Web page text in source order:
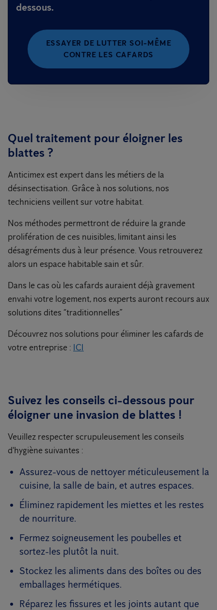
dessous.
ESSAYER DE LUTTER SOI-MÊME
CONTRE LES CAFARDS
Quel traitement pour éloigner les
blattes ?
Anticimex est expert dans les métiers de la
désinsectisation. Grâce à nos solutions, nos
techniciens veillent sur votre habitat.
Nos méthodes permettront de réduire la grande
prolifération de ces nuisibles, limitant ainsi les
désagréments dus à leur présence. Vous retrouverez
alors un espace habitable sain et sûr.
Dans le cas où les cafards auraient déjà gravement
envahi votre logement, nos experts auront recours aux
solutions dites “traditionnelles”
Découvrez nos solutions pour éliminer les cafards de
votre entreprise : ICI
Suivez les conseils ci-dessous pour
éloigner une invasion de blattes !
Veuillez respecter scrupuleusement les conseils
d'hygiène suivantes :
Assurez-vous de nettoyer méticuleusement la
cuisine, la salle de bain, et autres espaces.
Éliminez rapidement les miettes et les restes
de nourriture.
Fermez soigneusement les poubelles et
sortez-les plutôt la nuit.
Stockez les aliments dans des boîtes ou des
emballages hermétiques.
Réparez les fissures et les joints autant que